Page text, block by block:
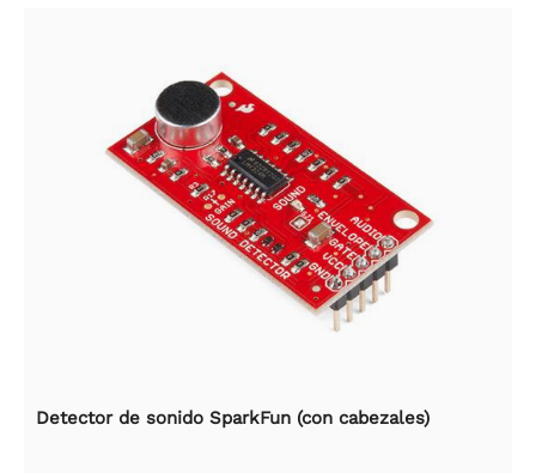
Detector de sonido SparkFun (con cabezales)